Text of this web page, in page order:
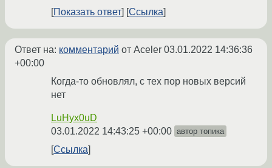
Показать ответ
Ссылка
Ответ на: комментарий от Aceler 03.01.2022 14:36:36
+00:00
Когда-то обновлял, с тех пор новых версий
нет
LuHyx0uD
03.01.2022 14:43:25 +00:00 автор топика
Ссылка